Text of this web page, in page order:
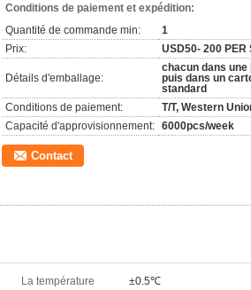
Conditions de paiement et expédition:
Quantité de commande min:
1
Prix:
USD50- 200 PER
Détails d'emballage:
chacun dans une
puis dans un
standard
Conditions de paiement:
T/T, Western
Capacité d'approvisionnement: 6000pcs/week
Contact
La température
±0.5℃